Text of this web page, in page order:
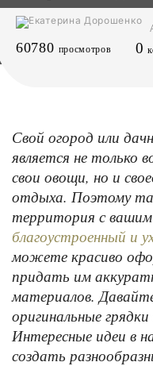
60780 просмотров 0
Свой огород или
является не
свои овощи, но и
отдыха. Поэтому
территория с
благоустроенный и
можете красиво
придать им
материалов.
оригинальные
Интересные идеи в
создать